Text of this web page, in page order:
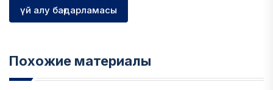
үй алу бағдарламасы
Похожие материалы